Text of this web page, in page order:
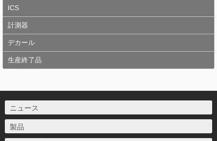
ICS
計測器
デカール
生産終了品
ニュース
製品